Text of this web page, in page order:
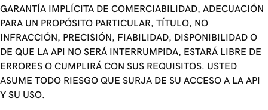
GARANTÍA IMPLÍCITA DE COMERCIABILIDAD, ADECUACIÓN
PARA UN PROPÓSITO PARTICULAR, TÍTULO, NO
INFRACCIÓN, PRECISIÓN, FIABILIDAD, DISPONIBILIDAD O
DE QUE LA API NO SERÁ INTERRUMPIDA, ESTARÁ LIBRE DE
ERRORES O CUMPLIRÁ CON SUS REQUISITOS. USTED
ASUME TODO RIESGO QUE SURJA DE SU ACCESO A LA API
Y SU USO.